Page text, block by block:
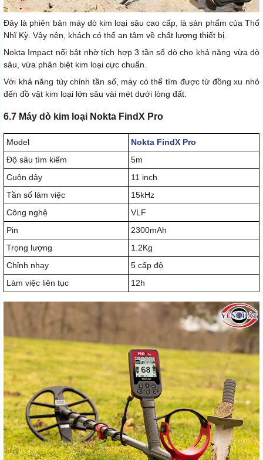
Đây là phiên bản máy dò kim loại sâu cao cấp, là sản phẩm của Thổ
Nhĩ Kỳ. Vậy nên, khách có thể an tâm về chất lượng thiết bị.
Nokta Impact nổi bật nhờ tích hợp 3 tần số dò cho khả năng vừa dò
sâu, vừa phân biệt kim loại cực chuẩn.
Với khả năng tùy chỉnh tần số, máy có thể tìm được từ đồng xu nhỏ
đến đồ vật kim loại lớn sâu vài mét dưới lòng đất.
6.7 Máy dò kim loại Nokta FindX Pro
Model
Nokta FindX Pro
Độ sâu tìm kiếm
5m
Cuộn dây
11 inch
Tần số làm việc
15kHz
Công nghệ
VLF
Pin
2300mAh
Trọng lượng
1.2Kg
Chỉnh nhạy
5 cấp độ
Làm việc liên tục
12h